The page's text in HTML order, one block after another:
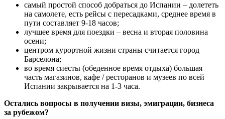
самый простой способ добраться до Испании – долететь
на самолете, есть рейсы с пересадками, среднее время в
пути составляет 9-18 часов;
лучшее время для поездки – весна и вторая половина
осени;
центром курортной жизни страны считается город
Барселона;
во время сиесты (обеденное время отдыха) большая
часть магазинов, кафе / ресторанов и музеев по всей
Испании закрывается на 1-3 часа.
Остались вопросы в получении визы, эмиграции, бизнеса
за рубежом?